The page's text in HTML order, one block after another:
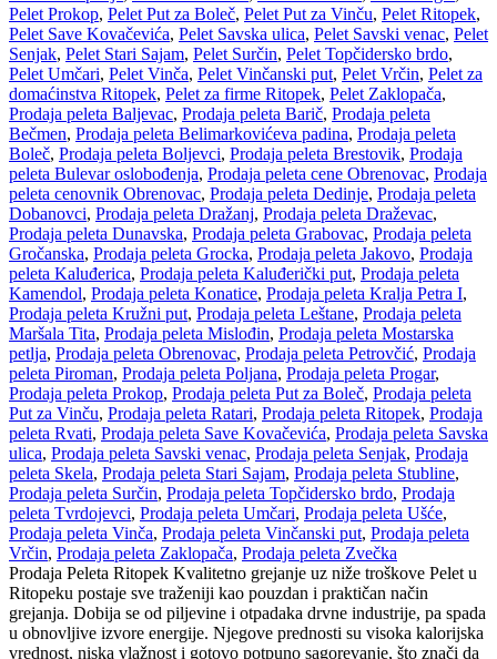
Pelet Prokop, Pelet Put za Boleč, Pelet Put za Vinču, Pelet Ritopek,
Pelet Save Kovačevića, Pelet Savska ulica, Pelet Savski venac, Pelet
Senjak, Pelet Stari Sajam, Pelet Surčin, Pelet Topčidersko brdo,
Pelet Umčari, Pelet Vinča, Pelet Vinčanski put, Pelet Vrčin, Pelet za
domaćinstva Ritopek, Pelet za firme Ritopek, Pelet Zaklopača,
Prodaja peleta Baljevac, Prodaja peleta Barič, Prodaja peleta
Bečmen, Prodaja peleta Belimarkovićeva padina, Prodaja peleta
Boleč, Prodaja peleta Boljevci, Prodaja peleta Brestovik, Prodaja
peleta Bulevar oslobođenja, Prodaja peleta cene Obrenovac, Prodaja
peleta cenovnik Obrenovac, Prodaja peleta Dedinje, Prodaja peleta
Dobanovci, Prodaja peleta Dražanj, Prodaja peleta Draževac,
Prodaja peleta Dunavska, Prodaja peleta Grabovac, Prodaja peleta
Gročanska, Prodaja peleta Grocka, Prodaja peleta Jakovo, Prodaja
peleta Kaluđerica, Prodaja peleta Kaluđerički put, Prodaja peleta
Kamendol, Prodaja peleta Konatice, Prodaja peleta Kralja Petra I,
Prodaja peleta Kružni put, Prodaja peleta Leštane, Prodaja peleta
Maršala Tita, Prodaja peleta Mislođin, Prodaja peleta Mostarska
petlja, Prodaja peleta Obrenovac, Prodaja peleta Petrovčić, Prodaja
peleta Piroman, Prodaja peleta Poljana, Prodaja peleta Progar,
Prodaja peleta Prokop, Prodaja peleta Put za Boleč, Prodaja peleta
Put za Vinču, Prodaja peleta Ratari, Prodaja peleta Ritopek, Prodaja
peleta Rvati, Prodaja peleta Save Kovačevića, Prodaja peleta Savska
ulica, Prodaja peleta Savski venac, Prodaja peleta Senjak, Prodaja
peleta Skela, Prodaja peleta Stari Sajam, Prodaja peleta Stubline,
Prodaja peleta Surčin, Prodaja peleta Topčidersko brdo, Prodaja
peleta Tvrdojevci, Prodaja peleta Umčari, Prodaja peleta Ušće,
Prodaja peleta Vinča, Prodaja peleta Vinčanski put, Prodaja peleta
Vrčin, Prodaja peleta Zaklopača, Prodaja peleta Zvečka
Prodaja Peleta Ritopek Kvalitetno grejanje uz niže troškove Pelet u
Ritopeku postaje sve traženiji kao pouzdan i praktičan način
grejanja. Dobija se od piljevine i otpadaka drvne industrije, pa spada
u obnovljive izvore energije. Njegove prednosti su visoka kalorijska
vrednost, niska vlažnost i gotovo potpuno sagorevanje, što znači da